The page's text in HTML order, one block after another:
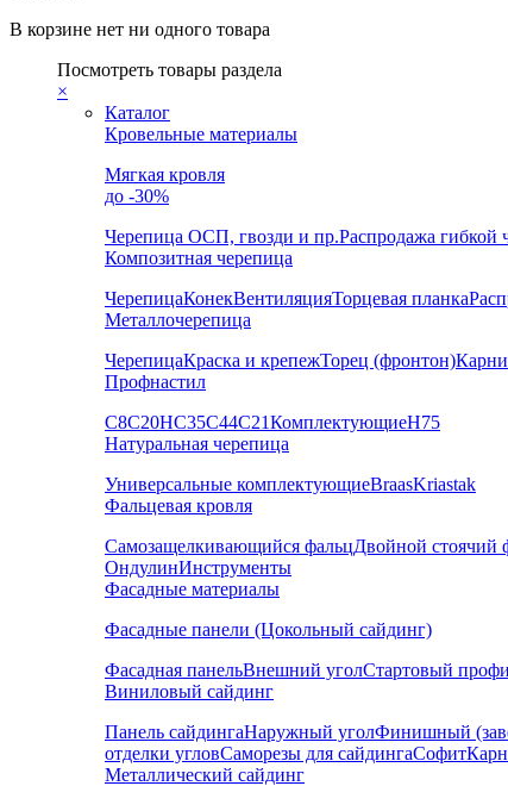
В корзине нет ни одного товара
Посмотреть товары раздела
×
Каталог
Кровельные материалы
Мягкая кровля
до -30%
Черепица ОСП, гвозди и пр.Распродажа гибкой
Композитная черепица
ЧерепицаКонекВентиляцияТорцевая планка
Металлочерепица
ЧерепицаКраска и крепежТорец (фронтон)
Профнастил
С8С20НС35С44С21КомплектующиеН75
Натуральная черепица
Универсальные комплектующиеBraasKriastak
Фальцевая кровля
Самозащелкивающийся фальцДвойной стоячий
ОндулинИнструменты
Фасадные материалы
Фасадные панели (Цокольный сайдинг)
Фасадная панельВнешний уголСтартовый
Виниловый сайдинг
Панель сайдингаНаружный уголФинишный
отделки угловСаморезы для сайдингаСофит
Металлический сайдинг